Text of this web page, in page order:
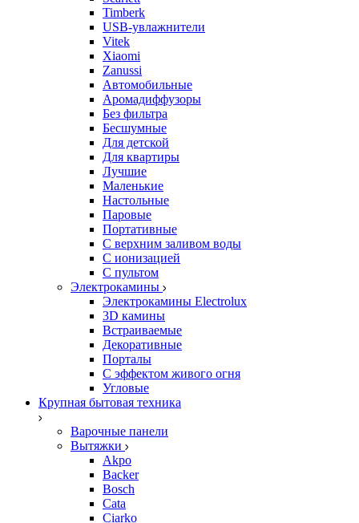
Timberk
USB-увлажнители
Vitek
Xiaomi
Zanussi
Автомобильные
Аромадиффузоры
Без фильтра
Бесшумные
Для детской
Для квартиры
Лучшие
Маленькие
Настольные
Паровые
Портативные
С верхним заливом воды
С ионизацией
С пультом
Электрокамины
Электрокамины Electrolux
3D камины
Встраиваемые
Декоративные
Порталы
С эффектом живого огня
Угловые
Крупная бытовая техника
Варочные панели
Вытяжки
Akpo
Backer
Bosch
Cata
Ciarko